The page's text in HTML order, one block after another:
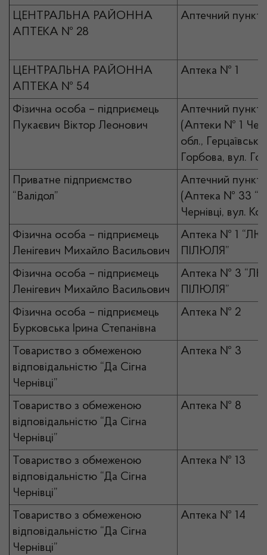
ЦЕНТРАЛЬНА РАЙОННА
АПТЕКА № 28
Аптечний
ЦЕНТРАЛЬНА РАЙОННА
АПТЕКА № 54
Аптека № 1
Фізична особа – підприємець
Пукаєвич Віктор Леонович
Аптечний
(Аптеки № 1
обл.,
Горбова, вул.
Приватне підприємство
“Валідол”
Аптечний
(Аптека № 33
Чернівці, вул.
Фізична особа – підприємець
Ленігевич Михайло Васильович
Аптека № 1
ПІЛЮЛЯ”
Фізична особа – підприємець
Ленігевич Михайло Васильович
Аптека № 3
ПІЛЮЛЯ”
Фізична особа – підприємець
Бурковська Ірина Степанівна
Аптека № 2
Товариство з обмеженою
відповідальністю “Да Сігна
Чернівці”
Аптека № 3
Товариство з обмеженою
відповідальністю “Да Сігна
Чернівці”
Аптека № 8
Товариство з обмеженою
відповідальністю “Да Сігна
Чернівці”
Аптека № 13
Товариство з обмеженою
відповідальністю “Да Сігна
Чернівці”
Аптека № 14